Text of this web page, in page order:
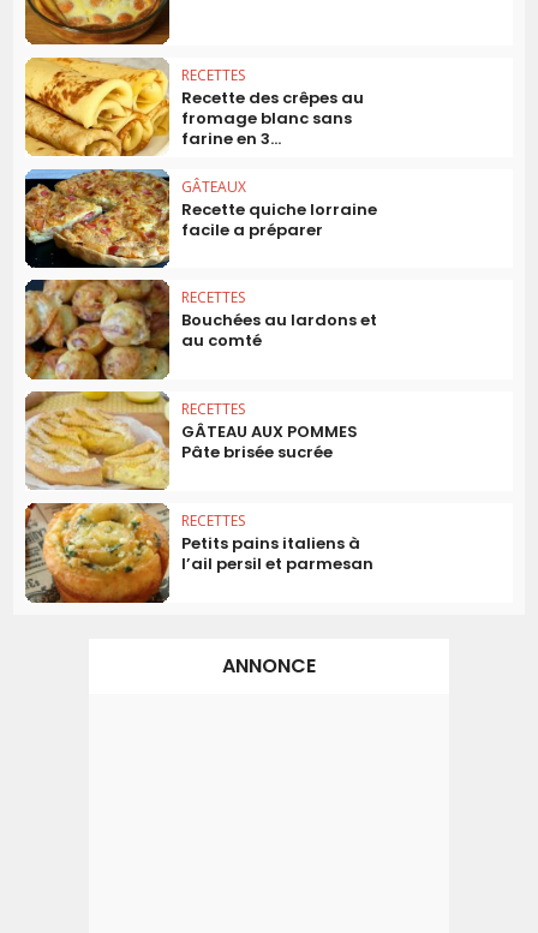
RECETTES
Recette des crêpes au
fromage blanc sans
farine en 3...
GÂTEAUX
Recette quiche lorraine
facile a préparer
RECETTES
Bouchées au lardons et
au comté
RECETTES
GÂTEAU AUX POMMES
Pâte brisée sucrée
RECETTES
Petits pains italiens à
l’ail persil et parmesan
ANNONCE